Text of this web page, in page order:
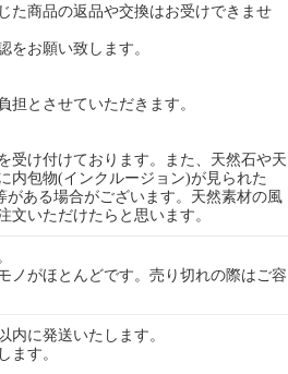
た商品の返品や交換はお受けできませ
お願い致します。
担とさせていただきます。
受け付けております。また、天然石や天
内包物(インクルージョン)が見られた
がある場合がございます。天然素材の風
文いただけたらと思います。
ノがほとんどです。売り切れの際はご容
内に発送いたします。
ます。